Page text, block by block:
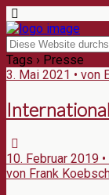
Tags › Presse
3. Mai 2021 • von
10. Februar 2019
von Frank